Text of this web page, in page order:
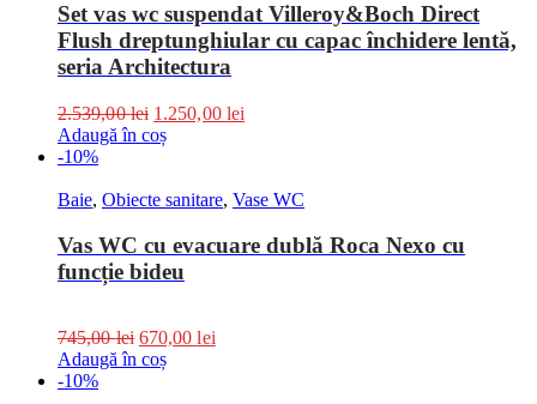
Set vas wc suspendat Villeroy&Boch Direct
Flush dreptunghiular cu capac închidere lentă,
seria Architectura
2.539,00lei 1.250,00 lei
Adaugă în coș
-10%
Baie, Obiecte sanitare, Vase WC
Vas WC cu evacuare dublă Roca Nexo cu
funcție bideu
745,00lei 670,00lei
Adaugă în coș
-10%